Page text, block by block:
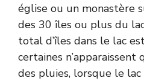
église ou un monastère
des 30 îles ou plus du
total d’îles dans le lac
certaines n’apparaissent
des pluies, lorsque le lac